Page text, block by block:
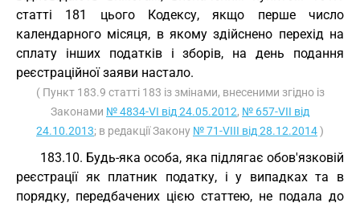
статті 181 цього Кодексу, якщо перше число
календарного місяця, в якому здійснено перехід на
сплату інших податків і зборів, на день подання
реєстраційної заяви настало.
( Пункт 183.9 статті 183 із змінами, внесеними згідно із
Законами № 4834-VI від 24.05.2012, № 657-VII від
24.10.2013; в редакції Закону № 71-VIII від 28.12.2014)
183.10. Будь-яка особа, яка підлягає обов'язковій
реєстрації як платник податку, і у випадках та в
порядку, передбачених цією статтею, не подала до